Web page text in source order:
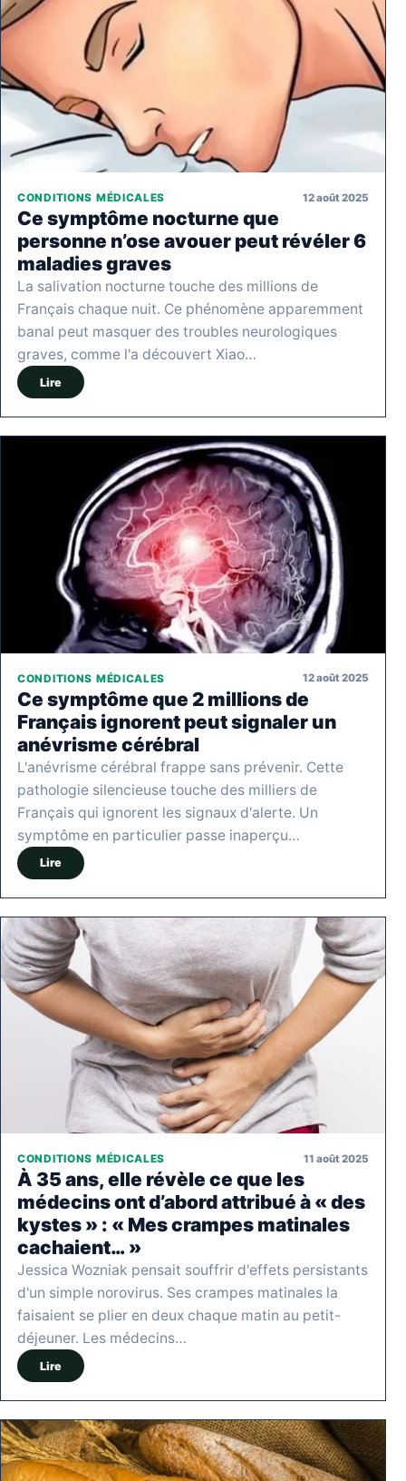
CONDITIONS MÉDICALES 12 août 2025
Ce symptôme nocturne que
personne n’ose avouer peut révéler 6
maladies graves
La salivation nocturne touche des millions de
Français chaque nuit. Ce phénomène apparemment
banal peut masquer des troubles neurologiques
graves, comme l'a découvert Xiao…
Lire
CONDITIONS MÉDICALES 12 août 2025
Ce symptôme que 2 millions de
Français ignorent peut signaler un
anévrisme cérébral
L'anévrisme cérébral frappe sans prévenir. Cette
pathologie silencieuse touche des milliers de
Français qui ignorent les signaux d'alerte. Un
symptôme en particulier passe inaperçu…
Lire
CONDITIONS MÉDICALES 11 août 2025
À 35 ans, elle révèle ce que les
médecins ont d’abord attribué à « des
kystes » : « Mes crampes matinales
cachaient… »
Jessica Wozniak pensait souffrir d'effets persistants
d'un simple norovirus. Ses crampes matinales la
faisaient se plier en deux chaque matin au petit-
déjeuner. Les médecins…
Lire